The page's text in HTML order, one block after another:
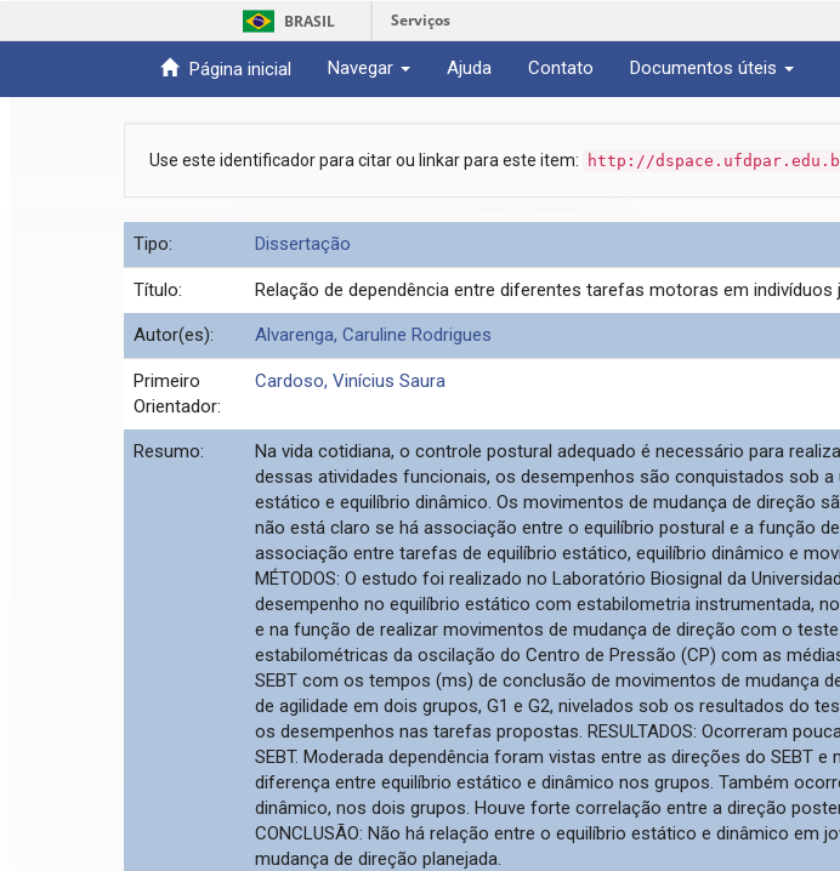
BRASIL Serviços
Página inicial Navegar Ajuda Contato Documentos úteis
Use este identificador para citar ou linkar para este item: http://
Tipo: Dissertação
Título: Relação de dependência entre diferentes tarefas motoras em indivíduos
Autor(es): Alvarenga, Caruline Rodrigues
Primeiro
Orientador:
Cardoso, Vinícius Saura
Resumo:
Na vida cotidiana, o controle postural adequado é necessário para
dessas atividades funcionais, os desempenhos são conquistados sob
estático e equilíbrio dinâmico. Os movimentos de mudança de direção
não está claro se há associação entre o equilíbrio postural e a função
associação entre tarefas de equilíbrio estático, equilíbrio dinâmico e
MÉTODOS: O estudo foi realizado no Laboratório Biosignal da
desempenho no equilíbrio estático com estabilometria instrumentada,
e na função de realizar movimentos de mudança de direção com o
estabilométricas da oscilação do Centro de Pressão (CP) com as
SEBT com os tempos (ms) de conclusão de movimentos de mudança
de agilidade em dois grupos, G1 e G2, nivelados sob os resultados do
os desempenhos nas tarefas propostas. RESULTADOS: Ocorreram
SEBT. Moderada dependência foram vistas entre as direções do SEBT
diferença entre equilíbrio estático e dinâmico nos grupos. Também
dinâmico, nos dois grupos. Houve forte correlação entre a direção
CONCLUSÃO: Não há relação entre o equilíbrio estático e dinâmico em
mudança de direção planejada.